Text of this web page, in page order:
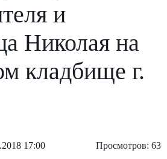
и
Николая на
кладбище г.
17:00
Просмотров: 63